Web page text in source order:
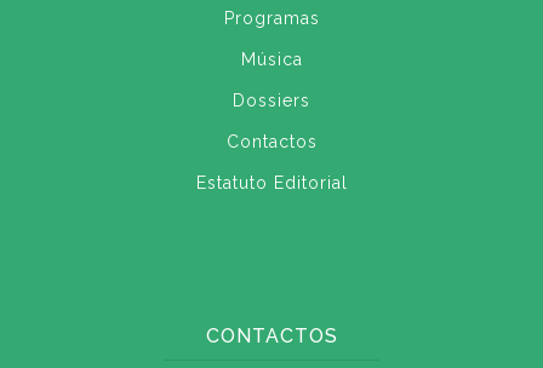
Programas
Música
Dossiers
Contactos
Estatuto Editorial
CONTACTOS